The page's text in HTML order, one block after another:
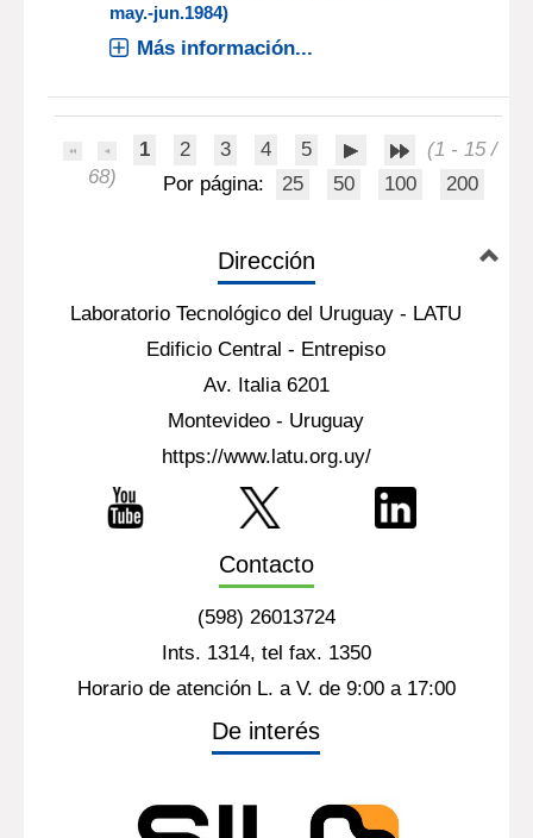
may.-jun.1984)
Más información...
1 2 3 4 5
(1 - 15 /
68)
Por página: 25 50 100 200
Dirección
Laboratorio Tecnológico del Uruguay - LATU
Edificio Central - Entrepiso
Av. Italia 6201
Montevideo - Uruguay
https://www.latu.org.uy/
Contacto
(598) 26013724
Ints. 1314, tel fax. 1350
Horario de atención L. a V. de 9:00 a 17:00
De interés